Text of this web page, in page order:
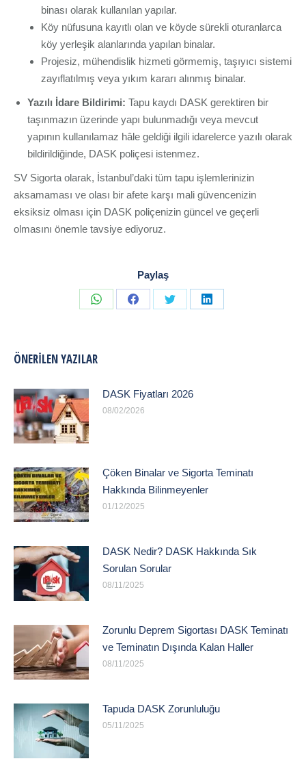
binası olarak kullanılan yapılar.
Köy nüfusuna kayıtlı olan ve köyde sürekli oturanlarca
köy yerleşik alanlarında yapılan binalar.
Projesiz, mühendislik hizmeti görmemiş, taşıyıcı sistemi
zayıflatılmış veya yıkım kararı alınmış binalar.
Yazılı İdare Bildirimi: Tapu kaydı DASK gerektiren bir
taşınmazın üzerinde yapı bulunmadığı veya mevcut
yapının kullanılamaz hâle geldiği ilgili idarelerce yazılı olarak
bildirildiğinde, DASK poliçesi istenmez.
SV Sigorta olarak, İstanbul’daki tüm tapu işlemlerinizin
aksamaması ve olası bir afete karşı mali güvencenizin
eksiksiz olması için DASK poliçenizin güncel ve geçerli
olmasını önemle tavsiye ediyoruz.
Paylaş
Share
Share
Share
Share
ÖNERILEN YAZILAR
DASK Fiyatları 2026
08/02/2026
Çöken Binalar ve Sigorta Teminatı
Hakkında Bilinmeyenler
01/12/2025
DASK Nedir? DASK Hakkında Sık
Sorulan Sorular
08/11/2025
Zorunlu Deprem Sigortası DASK Teminatı
ve Teminatın Dışında Kalan Haller
08/11/2025
Tapuda DASK Zorunluluğu
05/11/2025